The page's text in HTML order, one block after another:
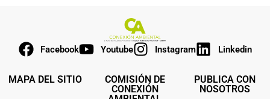
Facebook Youtube Instagram Linkedin
MAPA DEL SITIO
COMISIÓN DE
CONEXIÓN
PUBLICA CON
NOSOTROS